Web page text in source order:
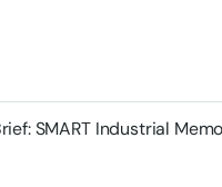
SMART Industrial